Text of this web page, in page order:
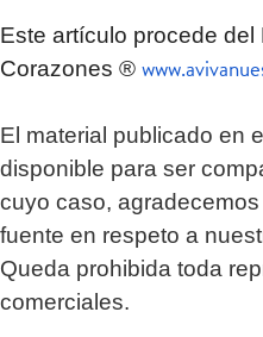
Este artículo procede
Corazones ®
El material publicado en
disponible para ser
cuyo caso,
fuente en respeto a
Queda prohibida toda
comerciales.